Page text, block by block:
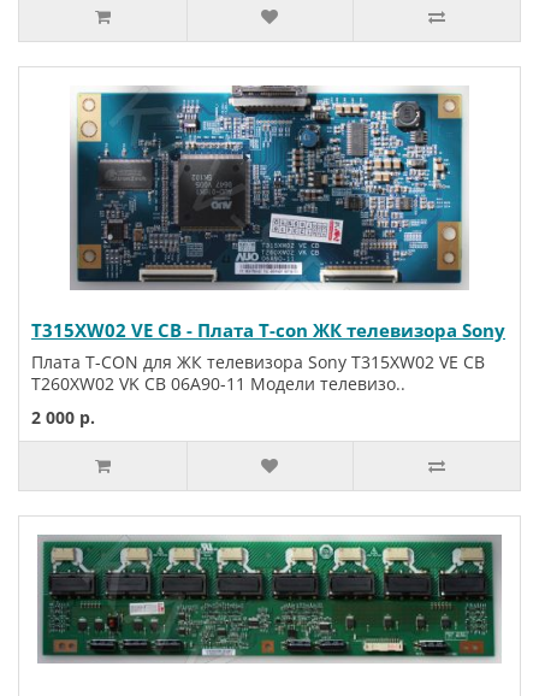
T315XW02 VE CB - Плата T-con ЖК телевизора Sony
Плата T-CON для ЖК телевизора Sony T315XW02 VE CB
T260XW02 VK CB 06A90-11 Модели телевизо..
2 000 р.